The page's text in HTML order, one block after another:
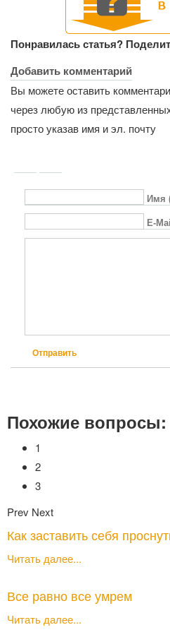
Понравилась статья?
Добавить комментарий
Вы можете оставить
через любую из
просто указав имя и эл. почту
Имя
E-
Отправить
Похожие вопросы:
1
2
3
Prev Next
Как заставить себя
Читать далее...
Все равно все умрем
Читать далее...